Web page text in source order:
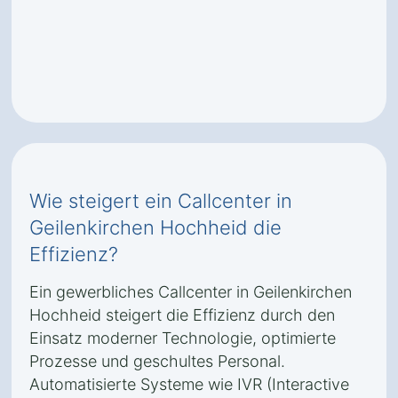
Wie steigert ein Callcenter in
Geilenkirchen Hochheid die
Effizienz?
Ein gewerbliches Callcenter in Geilenkirchen
Hochheid steigert die Effizienz durch den
Einsatz moderner Technologie, optimierte
Prozesse und geschultes Personal.
Automatisierte Systeme wie IVR (Interactive